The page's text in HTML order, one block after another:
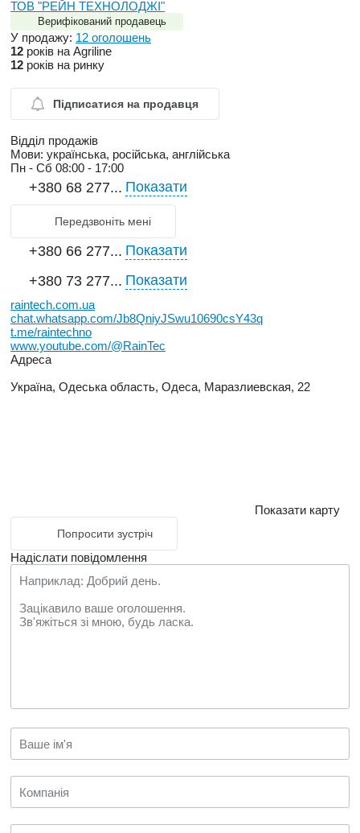
ТОВ "РЕЙН ТЕХНОЛОДЖІ"
Верифікований продавець
У продажу: 12 оголошень
12 років на Agriline
12 років на ринку
Підписатися на продавця
Відділ продажів
Мови: українська, російська, англійська
Пн - Сб 08:00 - 17:00
+380 68 277... Показати
Передзвоніть мені
+380 66 277... Показати
+380 73 277... Показати
raintech.com.ua
chat.whatsapp.com/Jb8QniyJSwu10690csY43q
t.me/raintechno
www.youtube.com/@RainTec
Адреса
Україна, Одеська область, Одеса, Маразлиевская, 22
Показати карту
Попросити зустріч
Надіслати повідомлення